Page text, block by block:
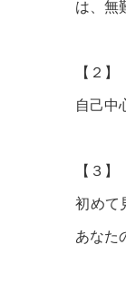
は、無
【２
自己中
【３
初めて
あなた